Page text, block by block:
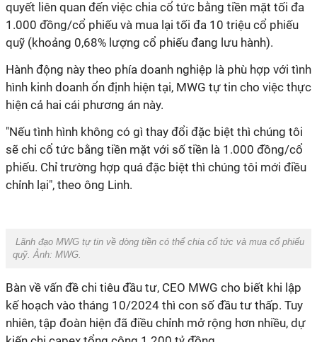
quyết liên quan đến việc chia cổ tức bằng tiền mặt tối đa
1.000 đồng/cổ phiếu và mua lại tối đa 10 triệu cổ phiếu
quỹ (khoảng 0,68% lượng cổ phiếu đang lưu hành).
Hành động này theo phía doanh nghiệp là phù hợp với tình
hình kinh doanh ổn định hiện tại, MWG tự tin cho việc thực
hiện cả hai cái phương án này.
"Nếu tình hình không có gì thay đổi đặc biệt thì chúng tôi
sẽ chi cổ tức bằng tiền mặt với số tiền là 1.000 đồng/cổ
phiếu. Chỉ trường hợp quá đặc biệt thì chúng tôi mới điều
chỉnh lại", theo ông Linh.
Lãnh đạo MWG tự tin về dòng tiền có thể chia cổ tức và mua cổ phiếu
quỹ. Ảnh: MWG.
Bàn về vấn đề chi tiêu đầu tư, CEO MWG cho biết khi lập
kế hoạch vào tháng 10/2024 thì con số đầu tư thấp. Tuy
nhiên, tập đoàn hiện đã điều chỉnh mở rộng hơn nhiều, dự